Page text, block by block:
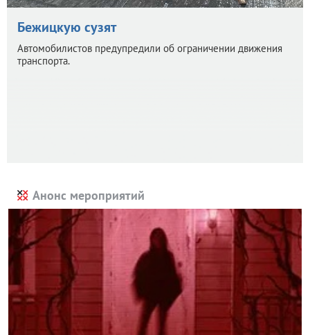
Бежицкую сузят
Автомобилистов предупредили об ограничении движения
транспорта.
Анонс мероприятий